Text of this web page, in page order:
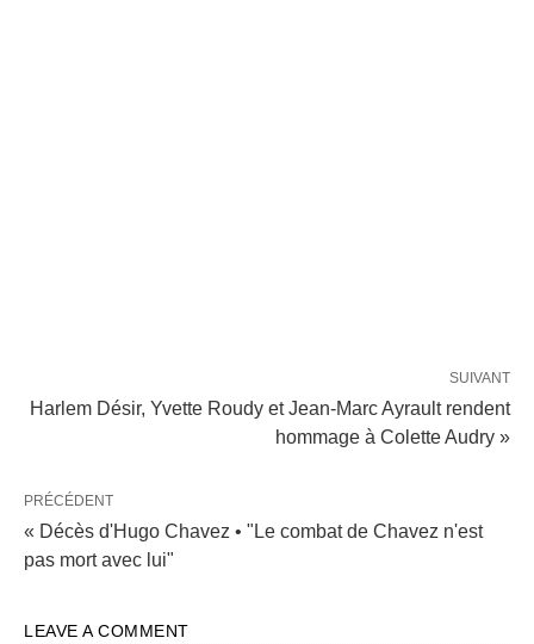
SUIVANT
Harlem Désir, Yvette Roudy et Jean-Marc Ayrault rendent
hommage à Colette Audry »
PRÉCÉDENT
« Décès d'Hugo Chavez • "Le combat de Chavez n'est
pas mort avec lui"
LEAVE A COMMENT